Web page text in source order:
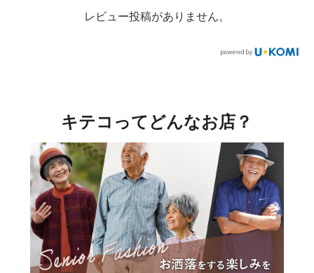
レビュー投稿がありません。
キテコってどんなお店？